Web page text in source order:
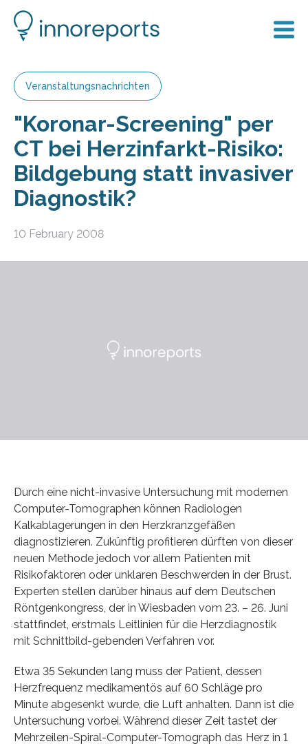
Veranstaltungsnachrichten
"Koronar-Screening" per
CT bei Herzinfarkt-Risiko:
Bildgebung statt invasiver
Diagnostik?
10 February 2008
Durch eine nicht-invasive Untersuchung mit modernen
Computer-Tomographen können Radiologen
Kalkablagerungen in den Herzkranzgefäßen
diagnostizieren. Zukünftig profitieren dürften von dieser
neuen Methode jedoch vor allem Patienten mit
Risikofaktoren oder unklaren Beschwerden in der Brust.
Experten stellen darüber hinaus auf dem Deutschen
Röntgenkongress, der in Wiesbaden vom 23. – 26. Juni
stattfindet, erstmals Leitlinien für die Herzdiagnostik
mit Schnittbild-gebenden Verfahren vor.
Etwa 35 Sekunden lang muss der Patient, dessen
Herzfrequenz medikamentös auf 60 Schläge pro
Minute abgesenkt wurde, die Luft anhalten. Dann ist die
Untersuchung vorbei. Während dieser Zeit tastet der
Mehrzeilen-Spiral-Computer-Tomograph das Herz in 1